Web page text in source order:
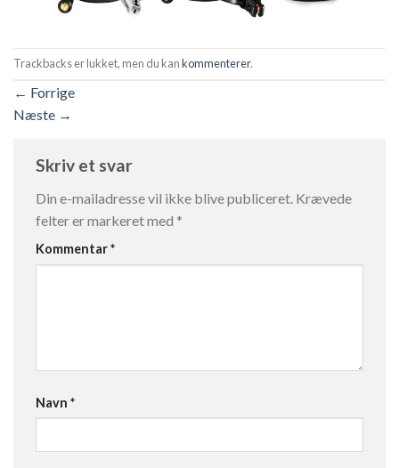
Trackbacks er lukket, men du kankommenterer.
← Forrige
Næste →
Skriv et svar
Din e-mailadresse vil ikke blive publiceret. Krævede
felter er markeret med *
Kommentar*
Navn *